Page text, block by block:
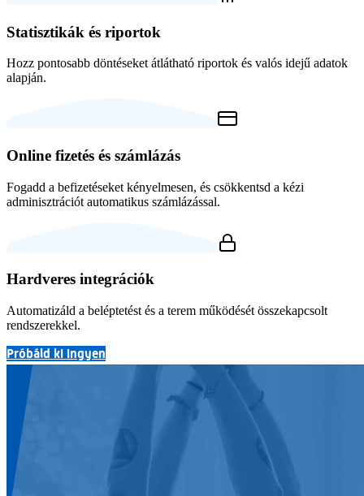
Statisztikák és riportok
Hozz pontosabb döntéseket átlátható riportok és valós idejű adatok
alapján.
Online fizetés és számlázás
Fogadd a befizetéseket kényelmesen, és csökkentsd a kézi
adminisztrációt automatikus számlázással.
Hardveres integrációk
Automatizáld a beléptetést és a terem működését összekapcsolt
rendszerekkel.
Próbáld ki ingyen